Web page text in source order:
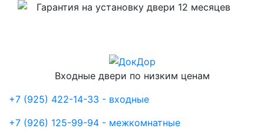
Гарантия на установку двери 12 месяцев
Входные двери по низким ценам
+7 (925) 422-14-33 - входные
+7 (926) 125-99-94 - межкомнатные